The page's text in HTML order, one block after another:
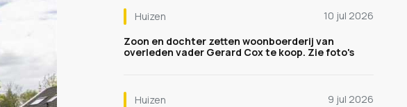
Huizen
10 jul 2026
Zoon en dochter zetten woonboerderij van
overleden vader Gerard Cox te koop. Zie foto's
Huizen
9 jul 2026